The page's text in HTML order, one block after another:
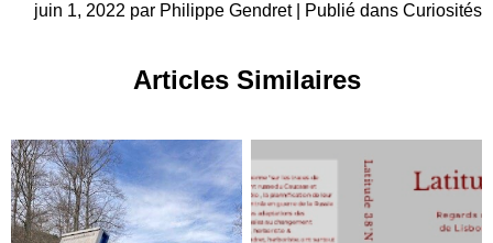
juin 1, 2022 par Philippe Gendret | Publié dans Curiosités
Articles Similaires